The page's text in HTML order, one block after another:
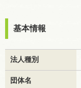
基本情報
法人種別
団体名